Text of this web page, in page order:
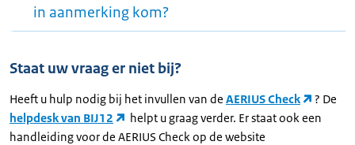
in aanmerking kom?
Staat uw vraag er niet bij?
Heeft u hulp nodig bij het invullen van de AERIUS Check
? De
helpdesk van BIJ12
helpt u graag verder. Er staat ook een
handleiding voor de AERIUS Check op de website